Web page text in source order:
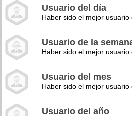
Usuario del día
Haber sido el mejor usuario
Usuario de la
Haber sido el mejor usuario
Usuario del mes
Haber sido el mejor usuario
Usuario del año